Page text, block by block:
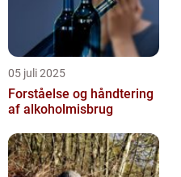
05 juli 2025
Forståelse og håndtering
af alkoholmisbrug